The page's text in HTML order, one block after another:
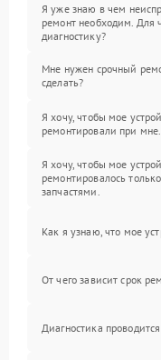
Я уже знаю в чем
ремонт необходим. Для
диагностику?
Мне нужен срочный
сделать?
Я хочу, чтобы мое
ремонтировали при мне.
Я хочу, чтобы мое
ремонтировалось
запчастями.
Как я узнаю, что мое
От чего зависит срок
Диагностика